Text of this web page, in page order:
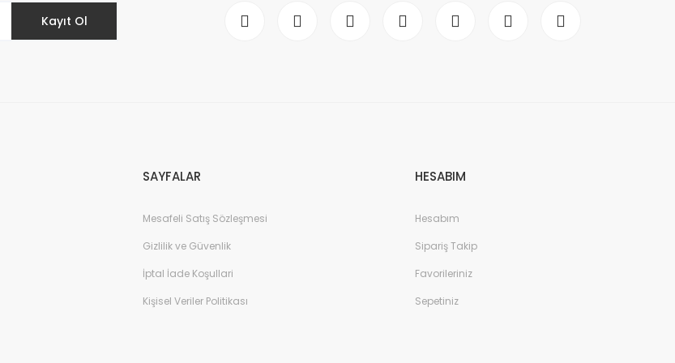
Kayıt Ol
SAYFALAR
Mesafeli Satış Sözleşmesi
Gizlilik ve Güvenlik
İptal İade Koşullari
Kişisel Veriler Politikası
HESABIM
Hesabım
Sipariş Takip
Favorileriniz
Sepetiniz